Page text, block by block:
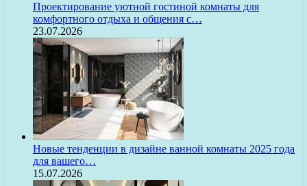
Проектирование уютной гостиной комнаты для
комфортного отдыха и общения с…
23.07.2026
Новые тенденции в дизайне ванной комнаты 2025 года
для вашего…
15.07.2026